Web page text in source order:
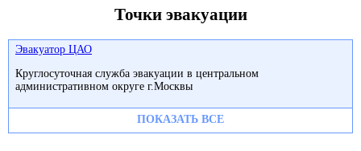
Точки эвакуации
Эвакуатор ЦАО
Круглосуточная служба эвакуации в центральном
административном округе г.Москвы
ПОКАЗАТЬ ВСЕ